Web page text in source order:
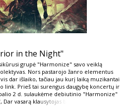
in the Night"
grupė "Harmonize" savo veiklą
Nors pastarojo žanro elementus
dar išlaiko, tačiau jau kurį laiką muzikantai
link. Prieš tai surengus daugybę koncertų ir
2 d. sulaukėme debiutinio "Harmonize"
vasarą klausytojas b